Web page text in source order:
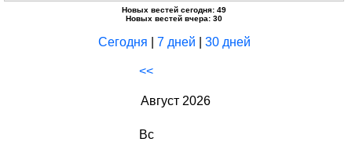
Новых вестей сегодня: 49
Новых вестей вчера: 30
Сегодня 7 дней 30 дней
<<
Август 2026
Вс